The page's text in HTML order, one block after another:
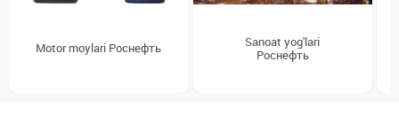
Motor moylari Роснефть
Sanoat yog'lari
Роснефть